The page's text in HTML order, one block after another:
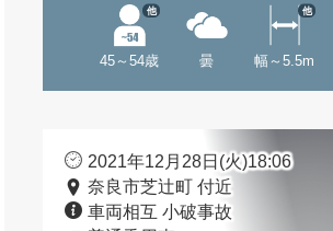
45～54歳
他
曇 幅～5.5m
他
2021年12月28日(火)18:06
奈良市芝辻町 付近
車両相互 小破事故